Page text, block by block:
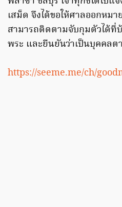
เสม็ด จึงได้ขอให้ศาลออกหม
สามารถติดตามจับกุมตัวได้
พระ และยืนยันว่าเป็นบุคคลต
https://seeme.me/ch/